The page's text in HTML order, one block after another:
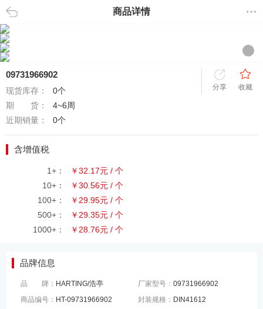
返回 商品详情
09731966902
现货库存：
0个
期 货：
4~6周
近期销量：
0个
分享 收藏
含增值税
1+：
￥32.17元 / 个
10+：
￥30.56元 / 个
100+：
￥29.95元 / 个
500+：
￥29.35元 / 个
1000+：
￥28.76元 / 个
品牌信息
品 牌： HARTING/浩亭 厂家型号：09731966902
商品编号： HT-09731966902 封装规格： DIN41612